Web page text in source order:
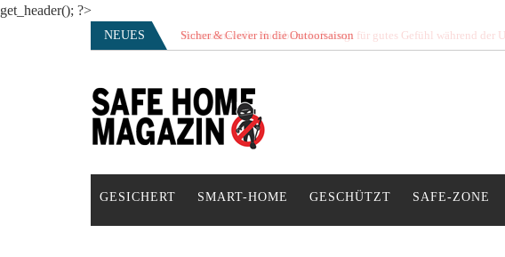
get_header(); ?>
NEUES Sicher & Clever in die Outoorsaison
Vertrauensvolle Nachbarschaft sorgt für gutes Gefühl während der
SAFE HOME Magazin
Sicherlich sicher ich
GESICHERT SMART-HOME GESCHÜTZT SAFE-ZONE